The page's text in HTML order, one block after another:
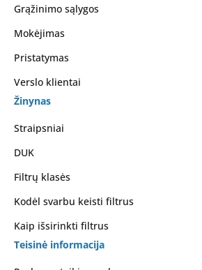
Grąžinimo sąlygos
Mokėjimas
Pristatymas
Verslo klientai
Žinynas
Straipsniai
DUK
Filtrų klasės
Kodėl svarbu keisti filtrus
Kaip išsirinkti filtrus
Teisinė informacija